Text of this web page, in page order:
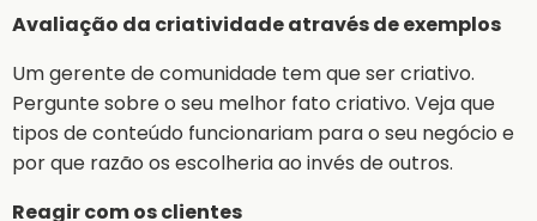
Avaliação da criatividade através de exemplos
Um gerente de comunidade tem que ser criativo.
Pergunte sobre o seu melhor fato criativo. Veja que
tipos de conteúdo funcionariam para o seu negócio e
por que razão os escolheria ao invés de outros.
Reagir com os clientes